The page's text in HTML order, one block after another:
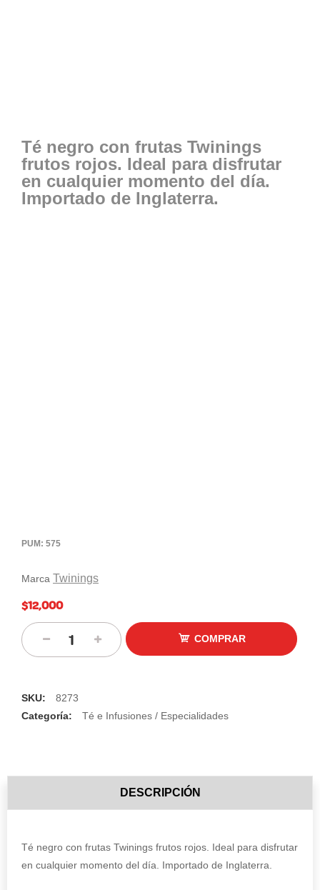
Té negro con frutas Twinings
frutos rojos. Ideal para disfrutar
en cualquier momento del día.
Importado de Inglaterra.
PUM: 575
Marca Twinings
$12,000
COMPRAR
SKU:
8273
Categoría:
Té e Infusiones / Especialidades
DESCRIPCIÓN
Té negro con frutas Twinings frutos rojos. Ideal para disfrutar
en cualquier momento del día. Importado de Inglaterra.